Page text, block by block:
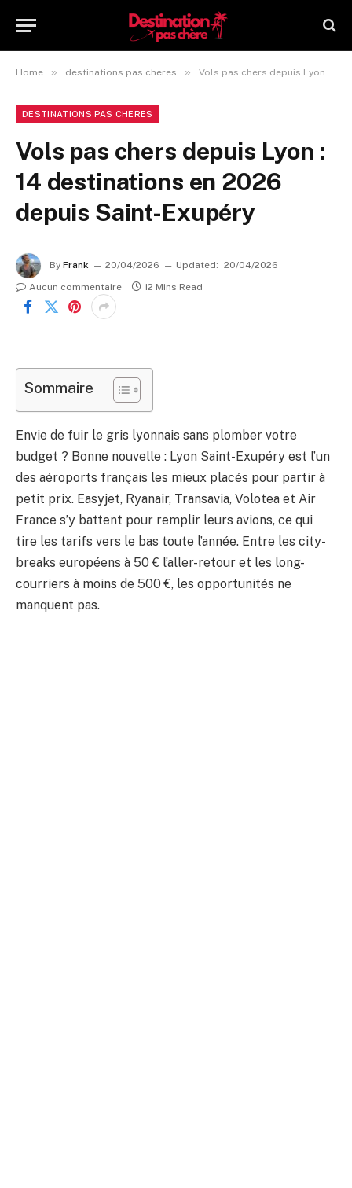
Home » destinations pas cheres » Vols pas chers depuis Lyon : 14 destinations en 2026 depuis Saint-Exupéry
DESTINATIONS PAS CHERES
Vols pas chers depuis Lyon :
14 destinations en 2026
depuis Saint-Exupéry
By Frank 20/04/2026 Updated: 20/04/2026
Aucun commentaire
12 Mins Read
Sommaire
Envie de fuir le gris lyonnais sans plomber votre
budget ? Bonne nouvelle : Lyon Saint-Exupéry est l’un
des aéroports français les mieux placés pour partir à
petit prix. Easyjet, Ryanair, Transavia, Volotea et Air
France s’y battent pour remplir leurs avions, ce qui
tire les tarifs vers le bas toute l’année. Entre les city-
breaks européens à 50 € l’aller-retour et les long-
courriers à moins de 500 €, les opportunités ne
manquent pas.